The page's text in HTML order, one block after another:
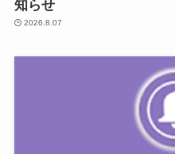
知らせ
2026.8.07